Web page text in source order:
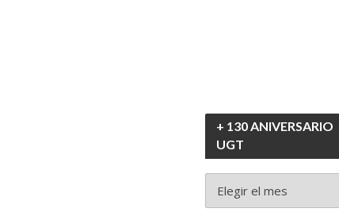
+ 130 ANIVERSARIO
UGT
130